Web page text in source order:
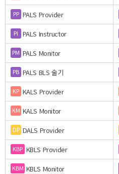
PP PALS Provider
PI PALS Instructor
PM PALS Monitor
PB PALS BLS 술기
KP KALS Provider
KM KALS Monitor
DP DALS Provider
KBP KBLS Provider
KBM KBLS Monitor